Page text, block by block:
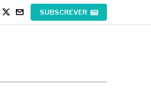
SUBSCREVER